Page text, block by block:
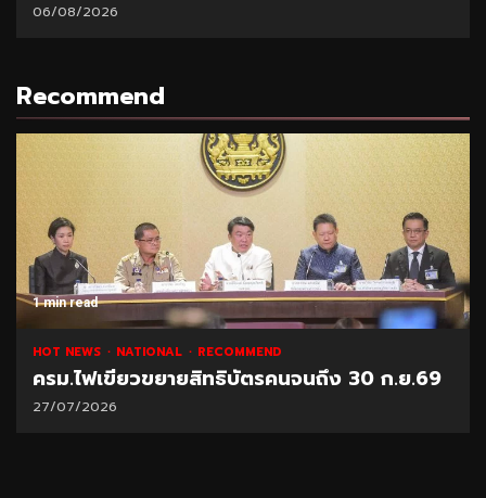
06/08/2026
Recommend
1 min read
HOT NEWS NATIONAL RECOMMEND
ครม.ไฟเขียวขยายสิทธิบัตรคนจนถึง 30 ก.ย.69
27/07/2026